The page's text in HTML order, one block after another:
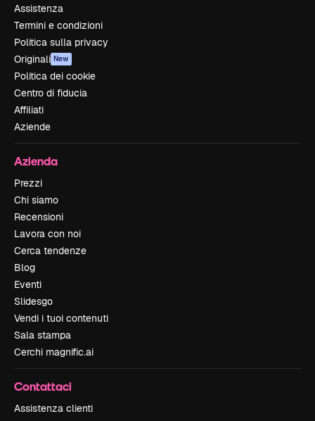
Assistenza
Termini e condizioni
Politica sulla privacy
Originali New
Politica dei cookie
Centro di fiducia
Affiliati
Aziende
Azienda
Prezzi
Chi siamo
Recensioni
Lavora con noi
Cerca tendenze
Blog
Eventi
Slidesgo
Vendi i tuoi contenuti
Sala stampa
Cerchi magnific.ai
Contattaci
Assistenza clienti